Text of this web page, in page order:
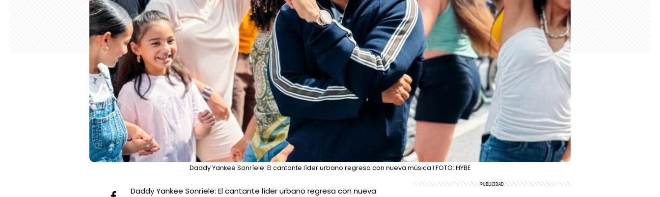
Daddy Yankee Sonríele: El cantante líder urbano regresa con nueva música l FOTO: HYBE
Daddy Yankee Sonríele: El cantante líder urbano regresa con nueva